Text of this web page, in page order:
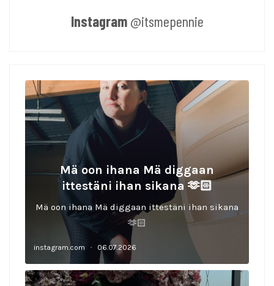
Instagram@itsmepennie